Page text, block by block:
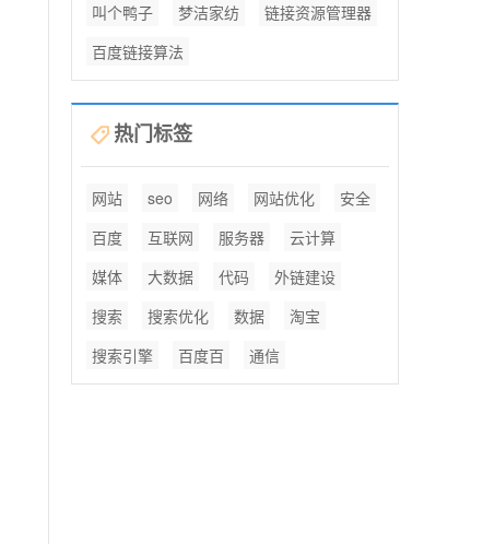
叫个鸭子
梦洁家纺
链接资源管理器
百度链接算法
热门标签
网站 seo 网络 网站优化
安全
百度
互联网 服务器
云计算
媒体
大数据 代码
外链建设
搜索
搜索优化 数据
淘宝
搜索引擎
百度百 通信